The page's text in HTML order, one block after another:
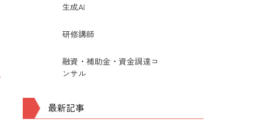
生成AI
研修講師
融資・補助金・資金調達コ
ンサル
最新記事